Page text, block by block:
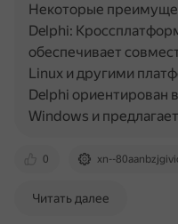
0 xn--
Некоторые
Delphi:
обеспечивает
Linux и другими
Delphi ориентирован
Windows и
Читать далее